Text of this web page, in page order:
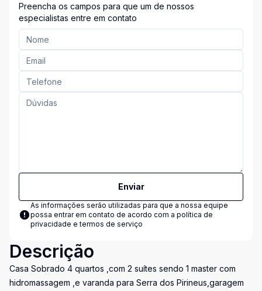
Preencha os campos para que um de nossos
especialistas entre em contato
Enviar
As informações serão utilizadas para que a nossa equipe
possa entrar em contato de acordo com a política de
privacidade e termos de serviço
Descrição
Casa Sobrado 4 quartos ,com 2 suítes sendo 1 master com
hidromassagem ,e varanda para Serra dos Pirineus,garagem